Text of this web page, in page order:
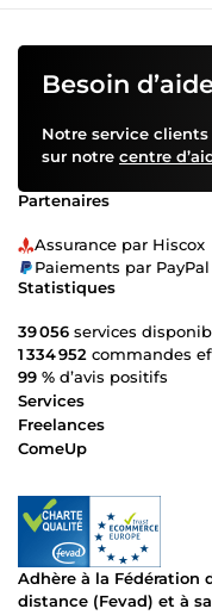
Besoin
Notre service
sur notre centre
Partenaires
Assurance par Hiscox
Paiements par
Statistiques
39 056 services
1 334 952 commandes
99 % d’avis positifs
Services
Freelances
ComeUp
Adhère à la Fédération
distance (Fevad) et à